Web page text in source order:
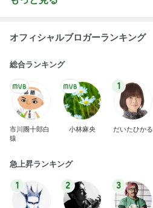
オフィシャルブロガーランキング
総合ランキング
市川團十郎白
猿
小林麻央
1
だいたひかる
急上昇ランキング
1 2 3